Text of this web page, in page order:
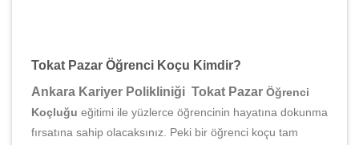
Tokat Pazar Öğrenci Koçu Kimdir?
Ankara Kariyer Polikliniği Tokat Pazar Öğrenci
Koçluğu eğitimi ile yüzlerce öğrencinin hayatına dokunma
fırsatına sahip olacaksınız. Peki bir öğrenci koçu tam